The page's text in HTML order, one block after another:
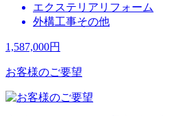
エクステリアリフォーム
外構工事その他
1,587,000円
お客様のご要望